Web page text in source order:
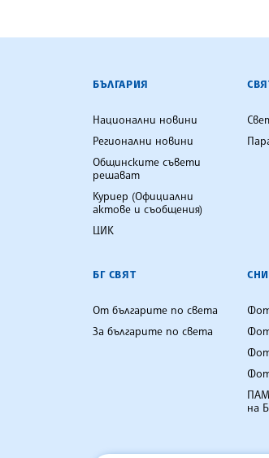
БЪЛГАРСКА
БЪЛГАРИЯ
Национални новини
Регионални новини
Общинските съвети
решават
Куриер (Официални
актове и съобщения)
ЦИК
БГ СВЯТ
От българите по света
За българите по света
на